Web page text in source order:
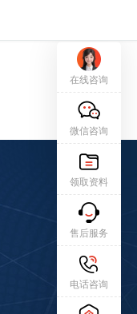
在线咨询
微信咨询
领取资料
售后服务
电话咨询